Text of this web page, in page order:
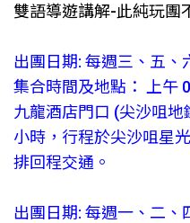
雙語導遊講解-此純玩團
出團日期: 每週三、五、
集合時間及地點： 上午
九龍酒店門口 (尖沙咀
小時，行程於尖沙咀星
排回程交通。
出團日期: 每週一、二、